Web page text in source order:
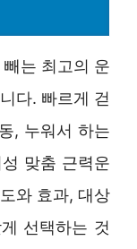
는 최고의 운
다. 빠르게 걷
, 누워서 하는
맞춤 근력운
와 효과, 대상
선택하는 것